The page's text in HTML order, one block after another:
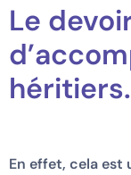
Le
héritiers.
En effet, cela